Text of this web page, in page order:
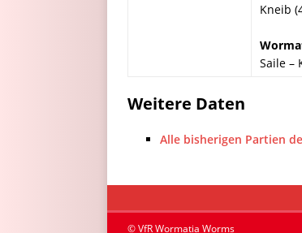
Kneib
Saile –
Weitere Daten
Alle bisherigen Partien
© VfR Wormatia Worms